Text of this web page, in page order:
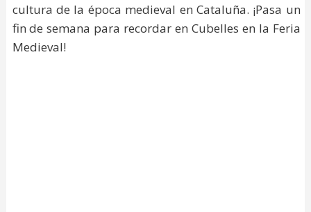
cultura de la época medieval en Cataluña. ¡Pasa un
fin de semana para recordar en Cubelles en la Feria
Medieval!